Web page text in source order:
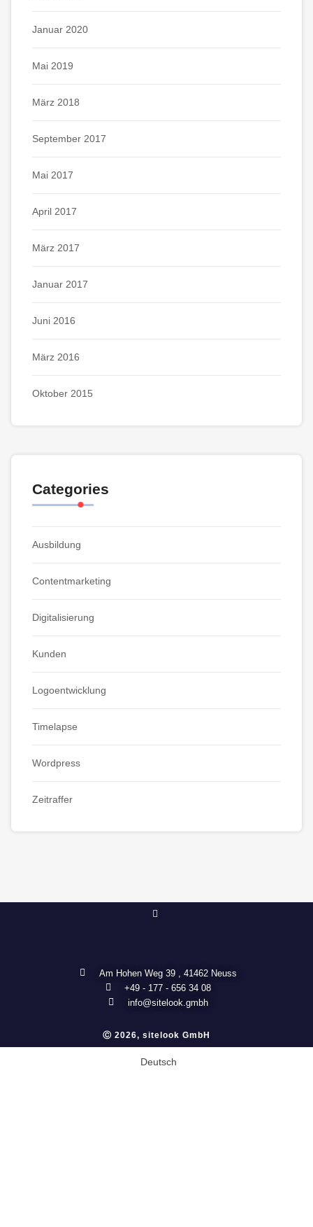
Januar 2020
Mai 2019
März 2018
September 2017
Mai 2017
April 2017
März 2017
Januar 2017
Juni 2016
März 2016
Oktober 2015
Categories
Ausbildung
Contentmarketing
Digitalisierung
Kunden
Logoentwicklung
Timelapse
Wordpress
Zeitraffer
Am Hohen Weg 39 , 41462 Neuss
+49 - 177 - 656 34 08
info@sitelook.gmbh
Ⓒ 2026, sitelook GmbH
Deutsch